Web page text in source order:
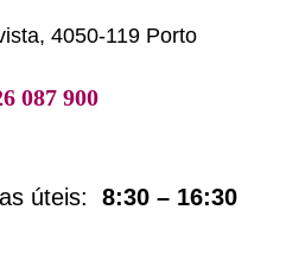
4050-119 Porto
087 900
úteis: 8:30 – 16:30